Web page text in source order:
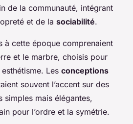
de la communauté, intégrant
et de la sociabilité.
à cette époque comprenaient
et le marbre, choisis pour
Les conceptions
souvent l’accent sur des
simples mais élégantes,
pour l’ordre et la symétrie.